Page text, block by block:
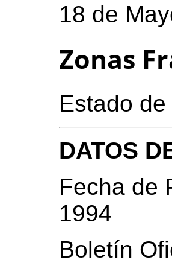
18 de
Zonas
Estado
DATOS
Fecha de
1994
Boletín